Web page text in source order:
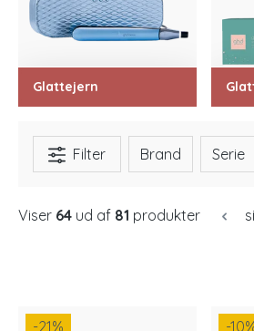
Glattejern
Filter Brand Serie
Viser 64 ud af 81 produkter
-21% -10